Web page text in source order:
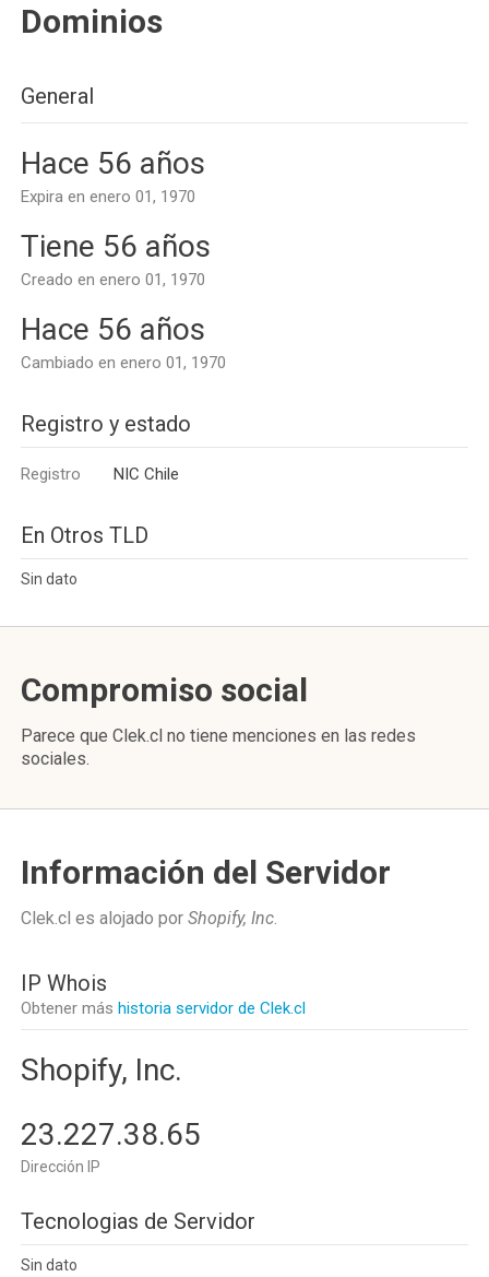
Dominios
General
Hace 56 años
Expira en enero 01, 1970
Tiene 56 años
Creado en enero 01, 1970
Hace 56 años
Cambiado en enero 01, 1970
Registro y estado
Registro NIC Chile
En Otros TLD
Sin dato
Compromiso social
Parece que Clek.cl no tiene menciones en las redes
sociales.
Información del Servidor
Clek.cl es alojado por Shopify, Inc.
IP Whois
Obtener más historia servidor de Clek.cl
Shopify, Inc.
23.227.38.65
Dirección IP
Tecnologias de Servidor
Sin dato